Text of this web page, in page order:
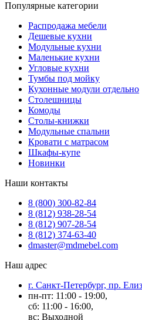
Популярные категории
Распродажа мебели
Дешевые кухни
Модульные кухни
Маленькие кухни
Угловые кухни
Тумбы под мойку
Кухонные модули отдельно
Столешницы
Комоды
Столы-книжки
Модульные спальни
Кровати с матрасом
Шкафы-купе
Новинки
Наши контакты
8 (800) 300-82-84
8 (812) 938-28-54
8 (812) 907-28-54
8 (812) 374-63-40
dmaster@mdmebel.com
Наш адрес
г. Санкт-Петербург, пр.
пн-пт: 11:00 - 19:00,
сб: 11:00 - 16:00,
вс: Выходной